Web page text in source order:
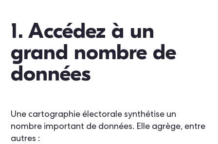
1. Accédez à un
grand nombre de
données
Une cartographie électorale synthétise un
nombre important de données. Elle agrège, entre
autres :